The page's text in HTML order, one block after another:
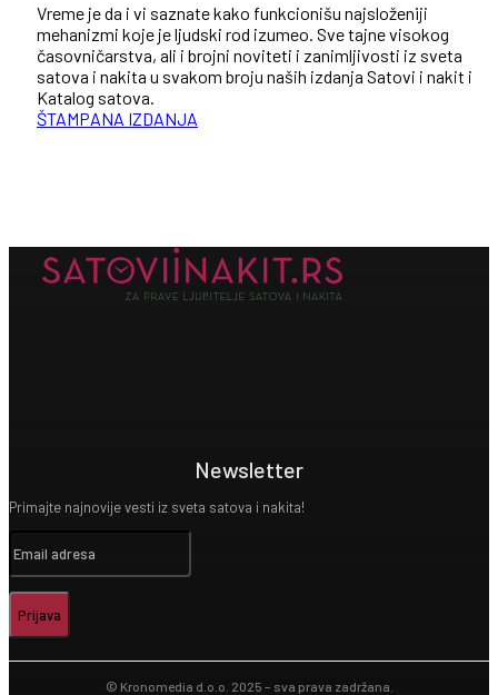
Vreme je da i vi saznate kako funkcionišu najsloženiji
mehanizmi koje je ljudski rod izumeo. Sve tajne visokog
časovničarstva, ali i brojni noviteti i zanimljivosti iz sveta
satova i nakita u svakom broju naših izdanja Satovi i nakit i
Katalog satova.
ŠTAMPANA IZDANJA
Newsletter
Primajte najnovije vesti iz sveta satova i nakita!
Prijava
© Kronomedia d.o.o. 2025 – sva prava zadržana.